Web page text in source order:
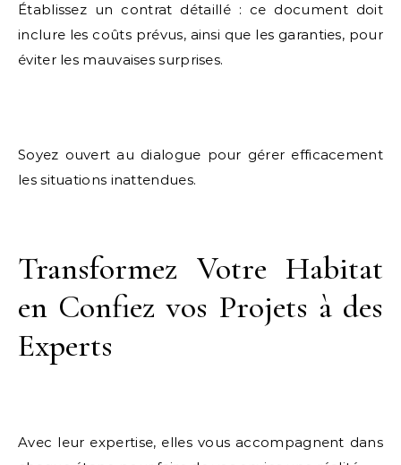
Établissez un contrat détaillé : ce document doit
inclure les coûts prévus, ainsi que les garanties, pour
éviter les mauvaises surprises.
Soyez ouvert au dialogue pour gérer efficacement
les situations inattendues.
Transformez Votre Habitat
en Confiez vos Projets à des
Experts
Avec leur expertise, elles vous accompagnent dans